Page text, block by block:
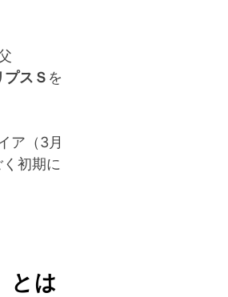
プスＳ を
ア（3月
初期に
とは